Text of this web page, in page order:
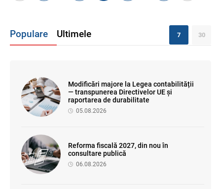
Populare Ultimele 7 30
Modificări majore la Legea contabilității
— transpunerea Directivelor UE și
raportarea de durabilitate
05.08.2026
Reforma fiscală 2027, din nou în
consultare publică
06.08.2026